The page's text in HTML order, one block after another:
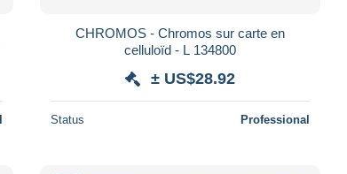
CHROMOS - Chromos sur carte en
celluloïd - L 134800
± US$28.92
Status Professional